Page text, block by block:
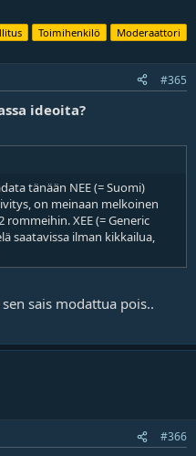
Toimihenkilö Moderaattori
#365
ideoita?
tänään NEE (= Suomi)
on meinaan melkoinen
XEE (= Generic
saatavissa ilman kikkailua,
sais modattua pois..
#366